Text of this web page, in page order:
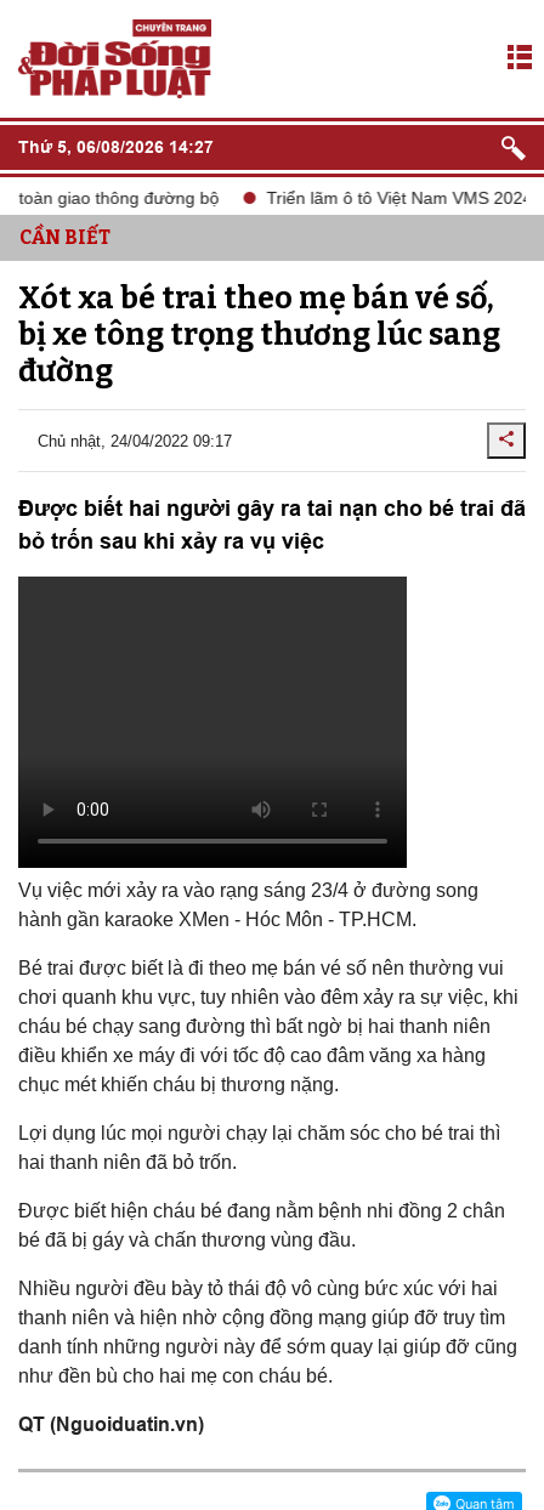
Thứ 5, 06/08/2026 14:27
toàn giao thông đường bộ Triển lãm ô tô Việt Nam VMS 2024
CẦN BIẾT
Xót xa bé trai theo mẹ bán vé số,
bị xe tông trọng thương lúc sang
đường
Chủ nhật, 24/04/2022 09:17
Được biết hai người gây ra tai nạn cho bé trai đã
bỏ trốn sau khi xảy ra vụ việc
Vụ việc mới xảy ra vào rạng sáng 23/4 ở đường song
hành gần karaoke XMen - Hóc Môn - TP.HCM.
Bé trai được biết là đi theo mẹ bán vé số nên thường vui
chơi quanh khu vực, tuy nhiên vào đêm xảy ra sự việc, khi
cháu bé chạy sang đường thì bất ngờ bị hai thanh niên
điều khiển xe máy đi với tốc độ cao đâm văng xa hàng
chục mét khiến cháu bị thương nặng.
Lợi dụng lúc mọi người chạy lại chăm sóc cho bé trai thì
hai thanh niên đã bỏ trốn.
Được biết hiện cháu bé đang nằm bệnh nhi đồng 2 chân
bé đã bị gáy và chấn thương vùng đầu.
Nhiều người đều bày tỏ thái độ vô cùng bức xúc với hai
thanh niên và hiện nhờ cộng đồng mạng giúp đỡ truy tìm
danh tính những người này để sớm quay lại giúp đỡ cũng
như đền bù cho hai mẹ con cháu bé.
QT (Nguoiduatin.vn)